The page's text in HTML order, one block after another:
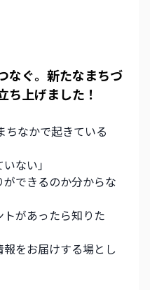
なぐ。新たなまちづ
ち上げました！
ちなかで起きている
ない」
ができるのか分からな
トがあったら知りた
をお届けする場とし